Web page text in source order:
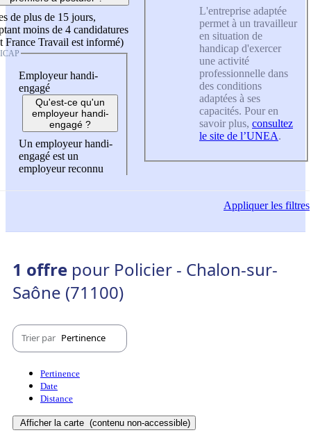
de plus de 15 jours,
moins de 4 candidatures
France Travail est informé)
Employeur handi-
engagé
Qu'est-ce qu'un
employeur handi-
engagé ?
Un employeur handi-
engagé est un
employeur reconnu
L'entreprise adaptée
permet à un travailleur
en situation de
handicap d'exercer
une activité
professionnelle dans
des conditions
adaptées à ses
capacités. Pour en
savoir plus, consultez
le site de l’UNEA.
Appliquerles filtres
1 offre pour Policier - Chalon-sur-
Saône (71100)
Trier par Pertinence
Pertinence
Date
Distance
Afficher la carte (contenu non-accessible)